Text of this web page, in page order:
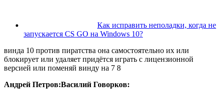
Как исправить неполадки, когда не
запускается CS GO на Windows 10?
винда 10 против пиратства она самостоятельно их или
блокирует или удаляет придётся играть с лицензионной
версией или поменяй винду на 7 8
Андрей Петров:Василий Говорков: